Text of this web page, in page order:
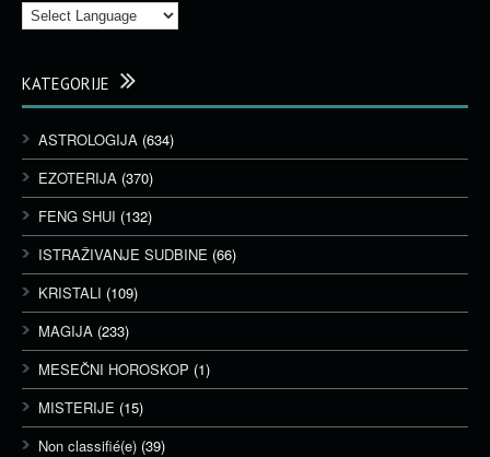
KATEGORIJE
ASTROLOGIJA (634)
EZOTERIJA (370)
FENG SHUI (132)
ISTRAŽIVANJE SUDBINE (66)
KRISTALI (109)
MAGIJA (233)
MESEČNI HOROSKOP (1)
MISTERIJE (15)
Non classifié(e) (39)